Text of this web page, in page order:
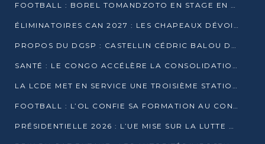
FOOTBALL : BOREL TOMANDZOTO EN STAGE EN ESPAGNE AVEC POLISSYA FC
ÉLIMINATOIRES CAN 2027 : LES CHAPEAUX DÉVOILÉS, LE CONGO FIXÉ SUR SON SORT
PROPOS DU DGSP : CASTELLIN CÉDRIC BALOU DÉNONCE DES PROPOS INTIMIDANTS
SANTÉ : LE CONGO ACCÉLÈRE LA CONSOLIDATION DE L’OFFRE DE SOINS
LA LCDE MET EN SERVICE UNE TROISIÈME STATION D’EAU POTABLE À MFILOU
FOOTBALL : L’OL CONFIE SA FORMATION AU CONGOLAIS CHRISTIAN BASSILA
PRÉSIDENTIELLE 2026 : L’UE MISE SUR LA LUTTE CONTRE LA DÉSINFORMATION